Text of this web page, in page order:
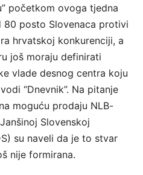
početkom ovoga tjedna
80 posto Slovenaca protivi
hrvatskoj konkurenciji, a
još moraju definirati
vlade desnog centra koju
“Dnevnik”. Na pitanje
moguću prodaju NLB-
Slovenskoj
su naveli da je to stvar
nije formirana.